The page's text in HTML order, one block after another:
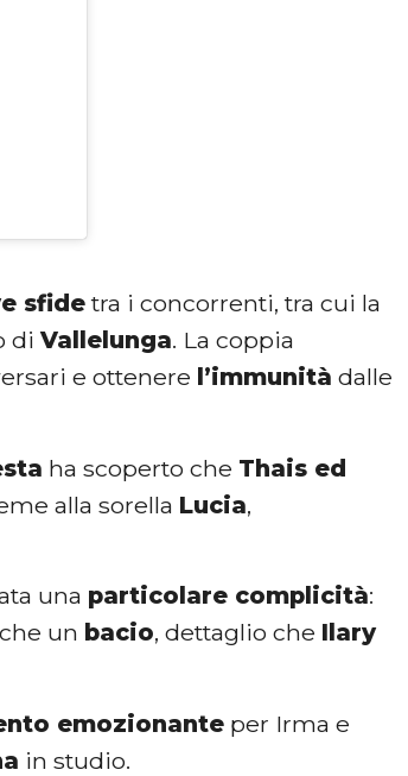
sfidetra i concorrenti, tra cui la
diVallelunga. La coppia
e ottenere l’immunità dalle
ha scoperto che Thais ed
alla sorella Lucia,
una particolare complicità:
un bacio, dettaglio che Ilary
emozionante per Irma e
in studio.